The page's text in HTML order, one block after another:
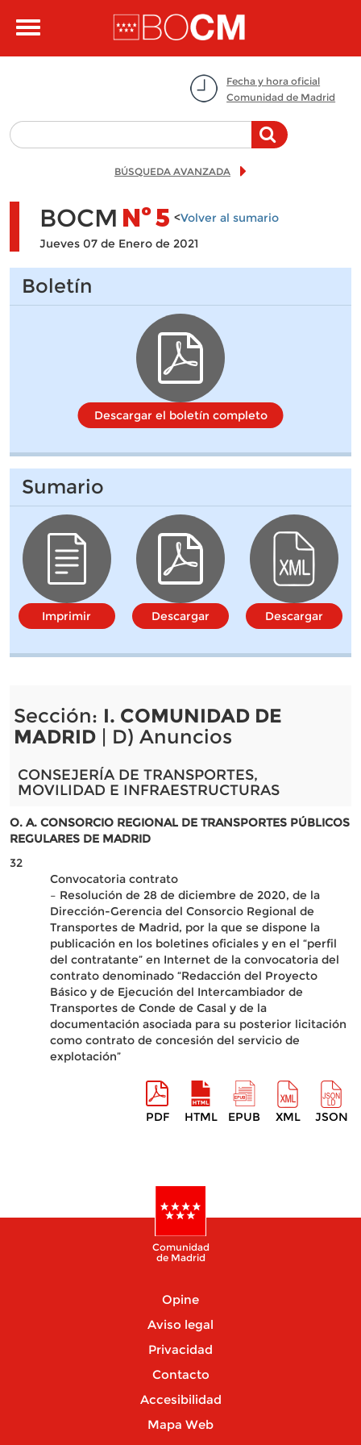
Toggle
Fecha y hora oficial
Comunidad de Madrid
BÚSQUEDA AVANZADA
BOCM Nº5 <Volver al sumario
Jueves 07 de Enero de 2021
Boletín
Descargar el boletín completo
Sumario
Imprimir Descargar Descargar
Sección: I. COMUNIDAD DE
MADRID| D) Anuncios
CONSEJERÍA DE TRANSPORTES,
MOVILIDAD E INFRAESTRUCTURAS
O. A. CONSORCIO REGIONAL DE TRANSPORTES PÚBLICOS
REGULARES DE MADRID
32
Convocatoria contrato
– Resolución de 28 de diciembre de 2020, de la
Dirección-Gerencia del Consorcio Regional de
Transportes de Madrid, por la que se dispone la
publicación en los boletines oficiales y en el “perfil
del contratante” en Internet de la convocatoria del
contrato denominado “Redacción del Proyecto
Básico y de Ejecución del Intercambiador de
Transportes de Conde de Casal y de la
documentación asociada para su posterior licitación
como contrato de concesión del servicio de
explotación”
PDF HTML EPUB XML JSON
Comunidad
de Madrid
Opine
Aviso legal
Privacidad
Contacto
Accesibilidad
Mapa Web